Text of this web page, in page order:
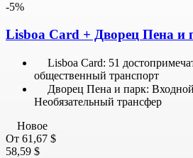
-5%
Lisboa Card + Дворец Пена и
Lisboa Card: 51
общественный транспорт
Дворец Пена и парк:
Необязательный трансфер
Новое
От 61,67 $
58,59 $